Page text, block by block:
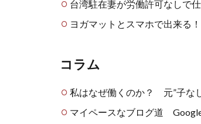
台湾駐在妻が労働許可なしで
ヨガマットとスマホで出来る
コラム
私はなぜ働くのか？ 元”子な
マイペースなブログ道